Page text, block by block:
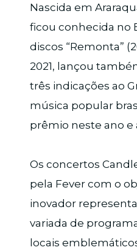
Nascida em
ficou conhecida no
discos “Remonta”
2021, lançou
três indicações ao
música popular
prêmio neste ano e
Os concertos
pela Fever com o
inovador
variada de
locais